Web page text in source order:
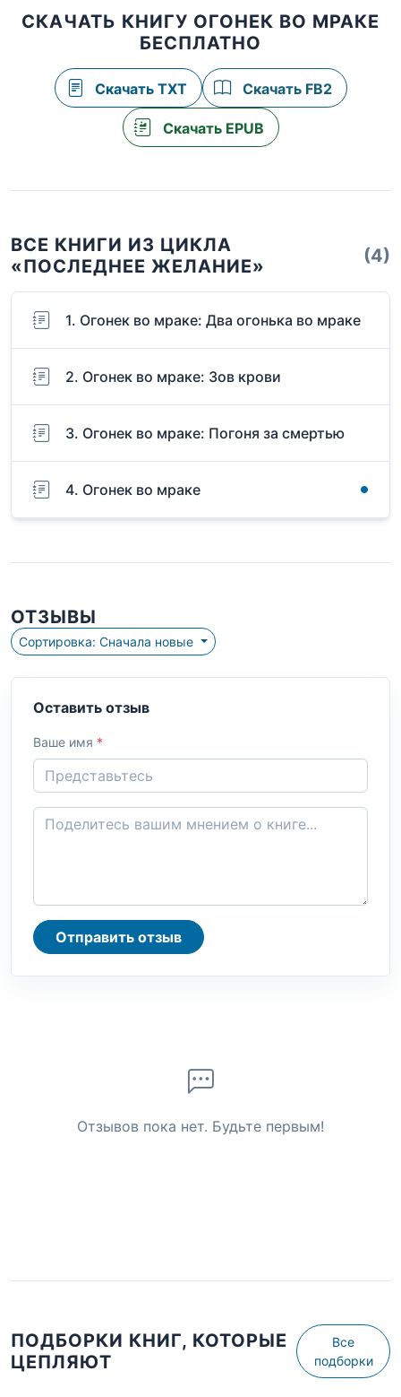
СКАЧАТЬ КНИГУ ОГОНЕК ВО МРАКЕ
БЕСПЛАТНО
Скачать TXT Скачать FB2
Скачать EPUB
ВСЕ КНИГИ ИЗ ЦИКЛА
«ПОСЛЕДНЕЕ ЖЕЛАНИЕ»
(4)
1. Огонек во мраке: Два огонька во мраке
2. Огонек во мраке: Зов крови
3. Огонек во мраке: Погоня за смертью
4. Огонек во мраке
ОТЗЫВЫ
Сортировка: Сначала новые
Оставить отзыв
Ваше имя *
Отправить отзыв
Отзывов пока нет. Будьте первым!
ПОДБОРКИ КНИГ, КОТОРЫЕ
ЦЕПЛЯЮТ
Все
подборки